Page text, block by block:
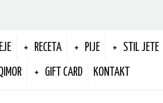
RECETA PIJE STIL JETE
GIFT CARD KONTAKT